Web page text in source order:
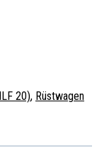
20), Rüstwagen